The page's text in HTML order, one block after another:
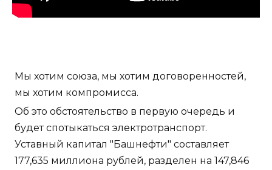
Мы хотим союза, мы хотим договоренностей,
мы хотим компромисса.
Об это обстоятельство в первую очередь и
будет спотыкаться электротранспорт.
Уставный капитал "Башнефти" составляет
177,635 миллиона рублей, разделен на 147,846